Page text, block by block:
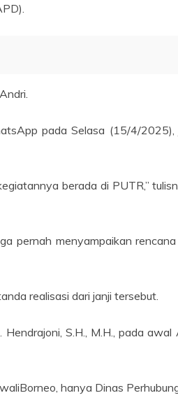
pada Selasa (15/4/2025),
berada di PUTR,”
pernah menyampaikan
realisasi dari janji tersebut.
S.H., M.H., pada
hanya Dinas